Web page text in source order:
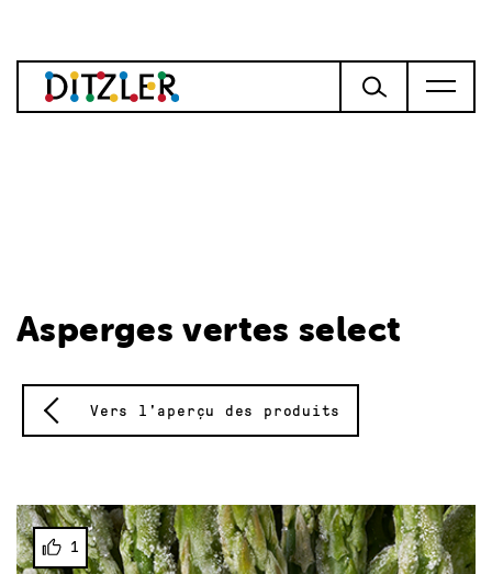
Asperges vertes select
Vers l'aperçu des produits
1